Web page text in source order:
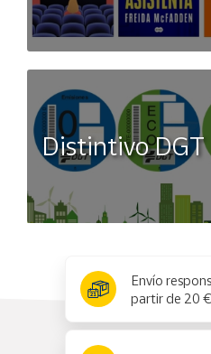
Distintivo DGT
Envío
partir de 20 €